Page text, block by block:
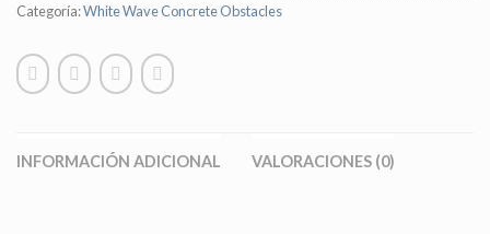
Categoría:White Wave Concrete Obstacles
INFORMACIÓN ADICIONAL VALORACIONES (0)